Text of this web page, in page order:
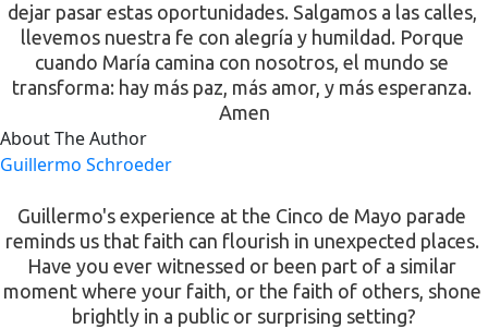
dejar pasar estas oportunidades. Salgamos a las calles,
llevemos nuestra fe con alegría y humildad. Porque
cuando María camina con nosotros, el mundo se
transforma: hay más paz, más amor, y más esperanza.
Amen
About The Author
Guillermo Schroeder
Guillermo's experience at the Cinco de Mayo parade
reminds us that faith can flourish in unexpected places.
Have you ever witnessed or been part of a similar
moment where your faith, or the faith of others, shone
brightly in a public or surprising setting?